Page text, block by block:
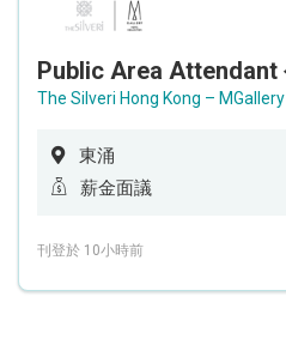
The Silveri Hong Kong – MGallery
東涌
薪金面議
刊登於 10小時前